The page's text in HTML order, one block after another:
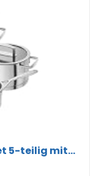
5-teilig mit...